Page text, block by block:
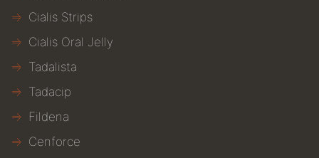
Cialis Strips
Cialis Oral Jelly
Tadalista
Tadacip
Fildena
Cenforce